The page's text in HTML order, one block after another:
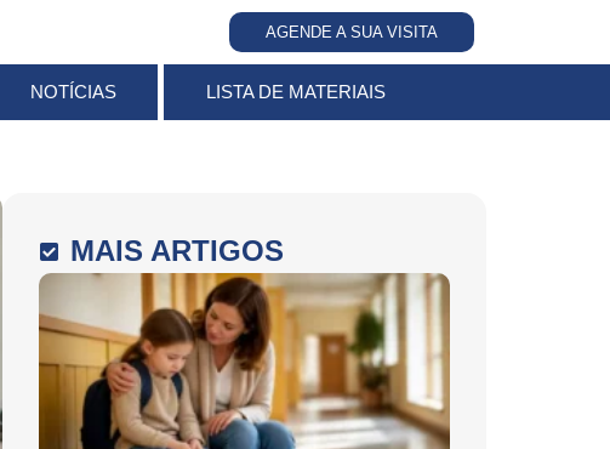
AGENDE A SUA VISITA
NOTÍCIAS LISTA DE MATERIAIS
MAIS ARTIGOS